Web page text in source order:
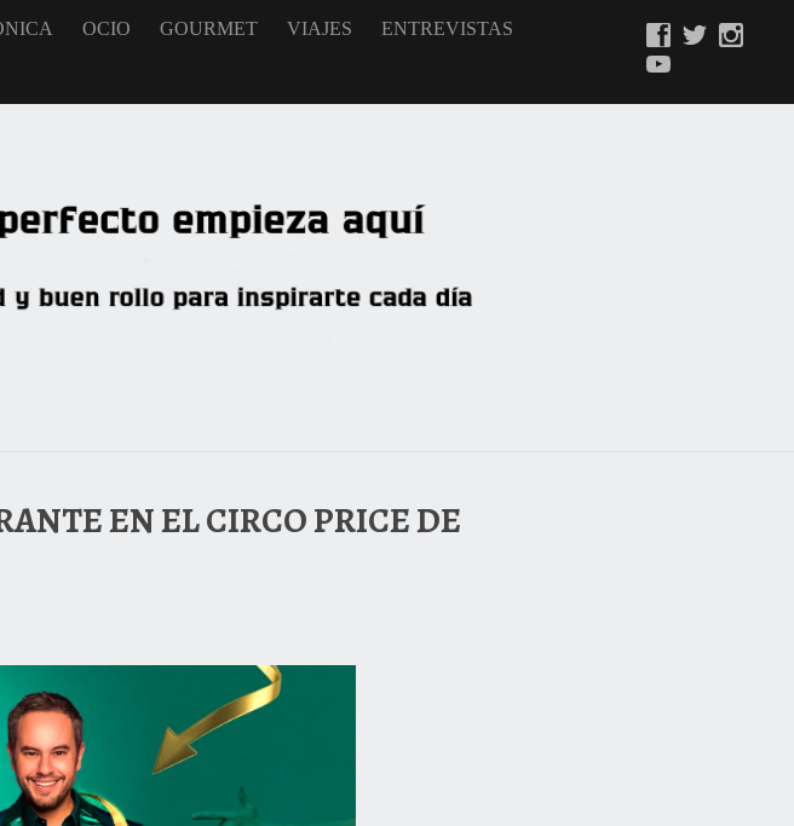
OCIO GOURMET VIAJES ENTREVISTAS
EN EL CIRCO PRICE DE